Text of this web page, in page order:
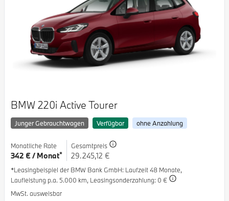
BMW 220i Active Tourer
Junger Gebrauchtwagen Verfügbar ohne Anzahlung
Monatliche Rate
342 € / Monat*
Gesamtpreis
29.245,12 €
*Leasingbeispiel der BMW Bank GmbH: Laufzeit 48 Monate,
Laufleistung p.a. 5.000 km, Leasingsonderzahlung: 0 €
MwSt. ausweisbar